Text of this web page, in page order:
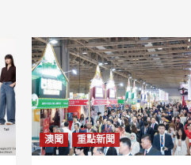
澳聞 重點新聞